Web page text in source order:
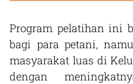
Program pelatihan ini
bagi para petani,
masyarakat luas di
dengan